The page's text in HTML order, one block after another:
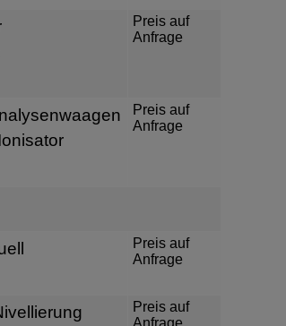
Preis auf
Anfrage
Preis auf
Anfrage
Preis auf
Anfrage
Preis auf
Anfrage